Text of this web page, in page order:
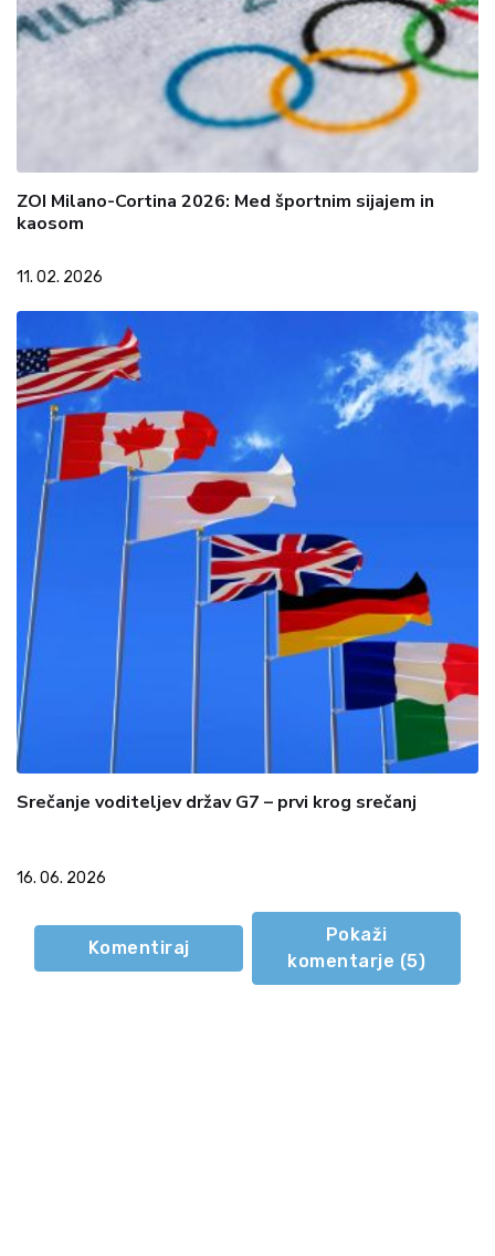
ZOI Milano-Cortina 2026: Med športnim sijajem in
kaosom
11. 02. 2026
Srečanje voditeljev držav G7 – prvi krog srečanj
16. 06. 2026
Komentiraj
Pokaži
komentarje (5)